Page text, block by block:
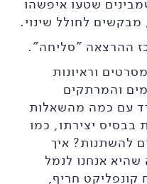
שטעו איפשהו
לחולל שינוי.
ההרצאה "סליחה".
וראיונות
והמרתקים
עם כמה מהשאלות
בבסיס יצירתו, כמו
להשתנות? איך
אנחנו לנמל
חריף,